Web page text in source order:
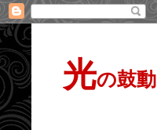
光の鼓動